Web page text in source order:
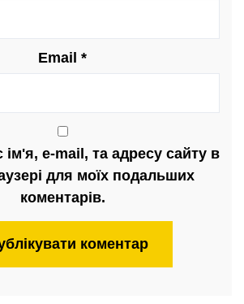
Email *
ім'я, e-mail, та адресу сайту в
для моїх подальших
коментарів.